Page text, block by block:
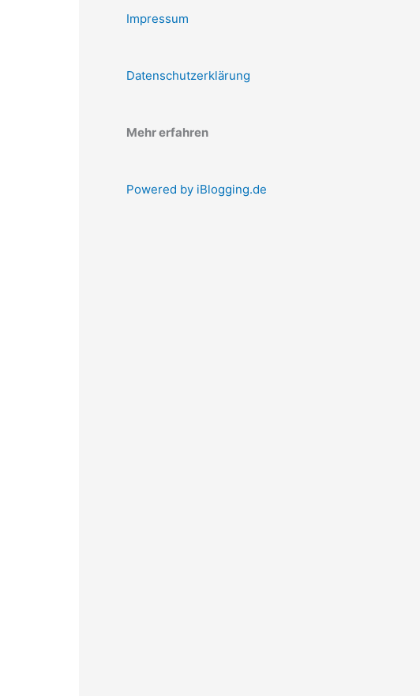
Impressum
Datenschutzerklärung
Mehr erfahren
Powered by iBlogging.de